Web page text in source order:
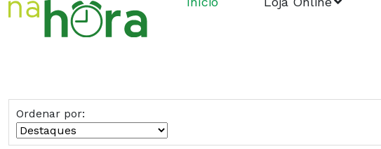
Ordenar por: